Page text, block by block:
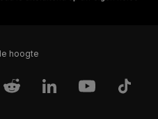
hoogte